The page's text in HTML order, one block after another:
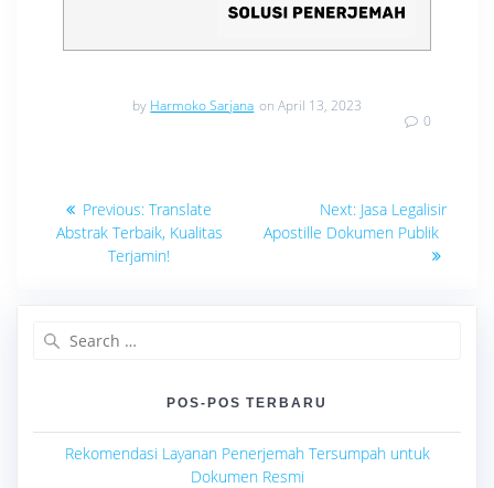
by Harmoko Sarjana on April 13, 2023
0
Navigasi
pos
Previous: Previous
post:
Translate
Abstrak Terbaik, Kualitas
Terjamin!
Next: Next
post:
Jasa Legalisir
Apostille Dokumen Publik
POS-POS TERBARU
Rekomendasi Layanan Penerjemah Tersumpah untuk
Dokumen Resmi